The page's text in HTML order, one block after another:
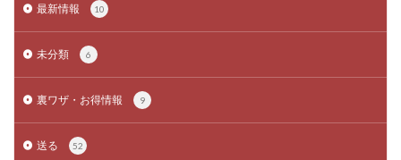
最新情報 10
未分類 6
裏ワザ・お得情報 9
送る 52